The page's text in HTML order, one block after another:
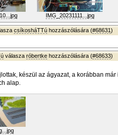
IMG_20231111...jpg
csíkosháTTú hozzászólására (#68631)
válasza róbertke hozzászólására (#68633)
készül az ágyazat, a korábban
alap.